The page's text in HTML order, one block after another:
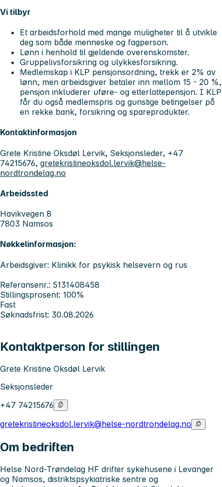
Vi tilbyr
Et arbeidsforhold med mange muligheter til å utvikle
deg som både menneske og fagperson.
Lønn i henhold til gjeldende overenskomster.
Gruppelivsforsikring og ulykkesforsikring.
Medlemskap i KLP pensjonsordning, trekk er 2% av
lønn, men arbeidsgiver betaler inn mellom 15 - 20 %,
pensjon inkluderer uføre- og etterlattepensjon. I KLP
får du også medlemspris og gunstige betingelser på
en rekke bank, forsikring og spareprodukter.
Kontaktinformasjon
Grete Kristine Oksdøl Lervik, Seksjonsleder, +47
74215676, gretekristineoksdol.lervik@helse-
nordtrondelag.no
Arbeidssted
Havikvegen 8
7803 Namsos
Nøkkelinformasjon:
Arbeidsgiver: Klinikk for psykisk helsevern og rus
Referansenr.: 5131408458
Stillingsprosent: 100%
Fast
Søknadsfrist: 30.08.2026
Kontaktperson for stillingen
Grete Kristine Oksdøl Lervik
Seksjonsleder
+47 74215676
gretekristineoksdol.lervik@helse-nordtrondelag.no
Om bedriften
Helse Nord-Trøndelag HF drifter sykehusene i Levanger
og Namsos, distriktspsykiatriske sentre og